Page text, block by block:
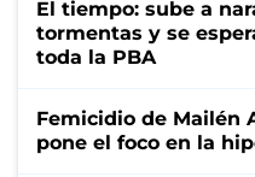
El tiempo: sube a
tormentas y se
toda la PBA
Femicidio de Mailén
pone el foco en la